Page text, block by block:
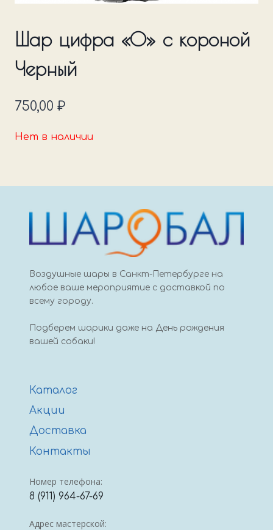
Шар цифра «0» с короной
Черный
750,00 ₽
Нет в наличии
Воздушные шары в Санкт-Петербурге на
любое ваше мероприятие с доставкой по
всему городу.
Подберем шарики даже на День рождения
вашей собаки!
Каталог
Акции
Доставка
Контакты
Номер телефона:
8 (911) 964-67-69
Адрес мастерской: